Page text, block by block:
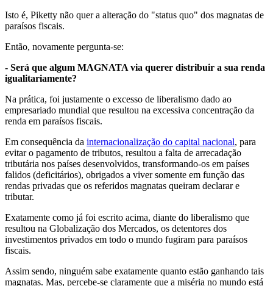
Isto é, Piketty não quer a alteração do "status quo" dos magnatas de
paraísos fiscais.
Então, novamente pergunta-se:
- Será que algum MAGNATA via querer distribuir a sua renda
igualitariamente?
Na prática, foi justamente o excesso de liberalismo dado ao
empresariado mundial que resultou na excessiva concentração da
renda em paraísos fiscais.
Em consequência da internacionalização do capital nacional, para
evitar o pagamento de tributos, resultou a falta de arrecadação
tributária nos países desenvolvidos, transformando-os em países
falidos (deficitários), obrigados a viver somente em função das
rendas privadas que os referidos magnatas queiram declarar e
tributar.
Exatamente como já foi escrito acima, diante do liberalismo que
resultou na Globalização dos Mercados, os detentores dos
investimentos privados em todo o mundo fugiram para paraísos
fiscais.
Assim sendo, ninguém sabe exatamente quanto estão ganhando tais
magnatas. Mas, percebe-se claramente que a miséria no mundo está